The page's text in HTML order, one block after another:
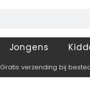
Jongens
Gratis verzending bij